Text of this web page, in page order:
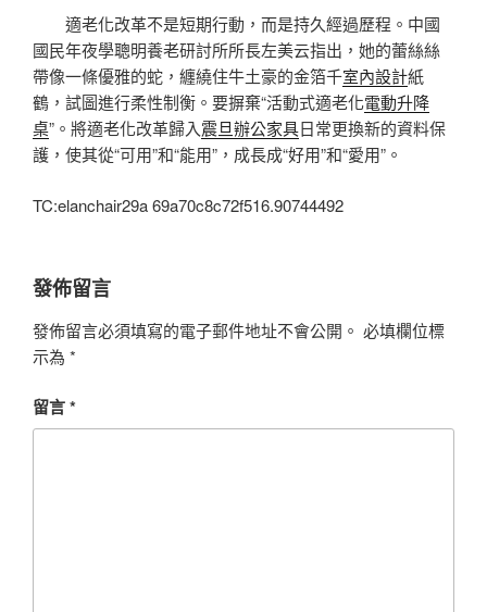
適老化改革不是短期行動，而是持久經過歷程。中國
國民年夜學聰明養老研討所所長左美云指出，她的蕾絲絲
帶像一條優雅的蛇，纏繞住牛土豪的金箔千室內設計紙
鶴，試圖進行柔性制衡。要摒棄“活動式適老化電動升降
桌”。將適老化改革歸入震旦辦公家具日常更換新的資料保
護，使其從“可用”和“能用”，成長成“好用”和“愛用”。
TC:elanchair29a 69a70c8c72f516.90744492
發佈留言
發佈留言必須填寫的電子郵件地址不會公開。 必填欄位標
示為 *
留言*